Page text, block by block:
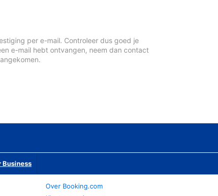
per e-mail. Controleer dus goed je
e-mail hebt ontvangen, neem dan contact
Business
Over Booking.com